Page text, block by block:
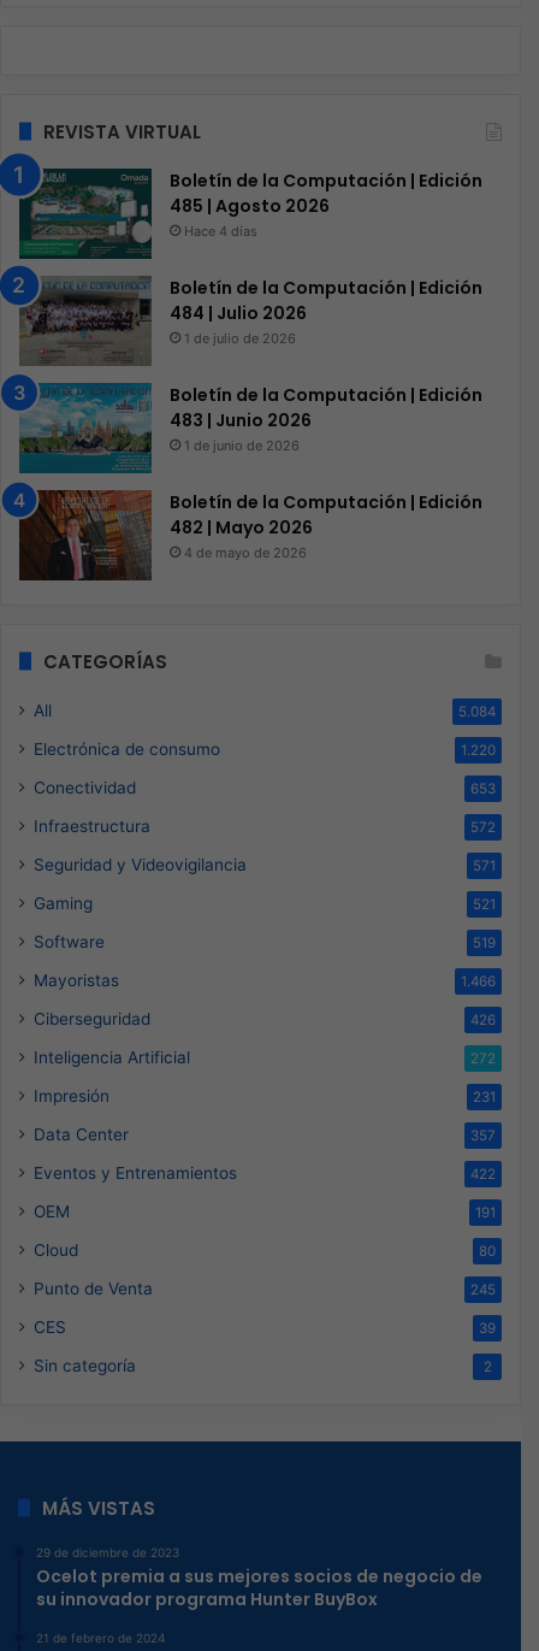
REVISTA VIRTUAL
Boletín de la Computación | Edición
485 | Agosto 2026
Hace 4 días
Boletín de la Computación | Edición
484 | Julio 2026
1 de julio de 2026
Boletín de la Computación | Edición
483 | Junio 2026
1 de junio de 2026
Boletín de la Computación | Edición
482 | Mayo 2026
4 de mayo de 2026
CATEGORÍAS
All 5.084
Electrónica de consumo 1.220
Conectividad 653
Infraestructura 572
Seguridad y Videovigilancia 571
Gaming 521
Software 519
Mayoristas 1.466
Ciberseguridad 426
Inteligencia Artificial 272
Impresión 231
Data Center 357
Eventos y Entrenamientos 422
OEM 191
Cloud 80
Punto de Venta 245
CES 39
Sin categoría 2
MÁS VISTAS
29 de diciembre de 2023
Ocelot premia a sus mejores socios de negocio de
su innovador programa Hunter BuyBox
21 de febrero de 2024